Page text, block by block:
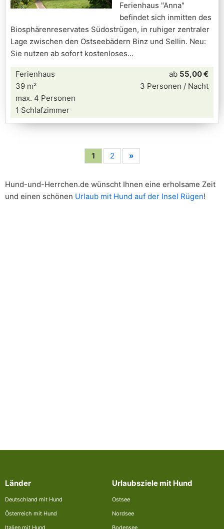
Ferienhaus "Anna"
befindet sich inmitten des
Biosphärenreservates Südostrügen, in ruhiger zentraler
Lage zwischen den Ostseebädern Binz und Sellin. Neu:
Sie nutzen ab sofort kostenloses
Ferienhaus
39 m²
max. 4 Personen
1 Schlafzimmer
ab 55,00 €
3 Personen / Nacht
1 2 »
Hund-und-Herrchen.de wünscht Ihnen eine erholsame Zeit
und einen schönen Urlaub mit Hund auf der Insel Rügen!
Länder
Deutschland mit Hund
Österreich mit Hund
Italien mit Hund
Urlaubsziele mit Hund
Ostsee
Nordsee
Bodensee